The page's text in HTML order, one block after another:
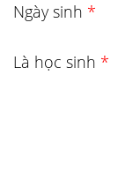
Ngày sinh *
Là học sinh *